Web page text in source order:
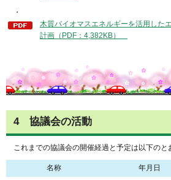
・
木質バイオマスエネルギーを活用した
計画（PDF：4,382KB）
4 協議会の活動
これまでの協議会の開催経過と予定は以下のと
名称 年月日